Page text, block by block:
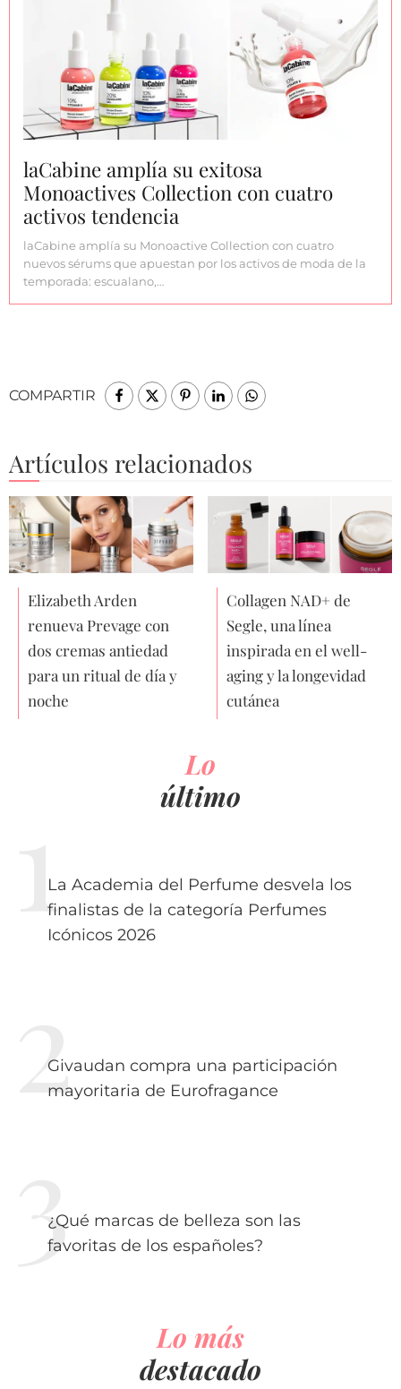
laCabine amplía su exitosa
Monoactives Collection con cuatro
activos tendencia
laCabine amplía su Monoactive Collection con cuatro
nuevos sérums que apuestan por los activos de moda de la
temporada: escualano,…
COMPARTIR
Artículos relacionados
Elizabeth Arden
renueva Prevage con
dos cremas antiedad
para un ritual de día y
noche
Collagen NAD+ de
Segle, una línea
inspirada en el well-
aging y la longevidad
cutánea
Lo
último
La Academia del Perfume desvela los
finalistas de la categoría Perfumes
Icónicos 2026
Givaudan compra una participación
mayoritaria de Eurofragance
¿Qué marcas de belleza son las
favoritas de los españoles?
Lo más
destacado